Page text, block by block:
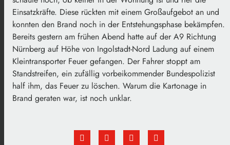
Einsatzkräfte. Diese rückten mit einem Großaufgebot an und
konnten den Brand noch in der Entstehungsphase bekämpfen.
Bereits gestern am frühen Abend hatte auf der A9 Richtung
Nürnberg auf Höhe von Ingolstadt-Nord Ladung auf einem
Kleintransporter Feuer gefangen. Der Fahrer stoppt am
Standstreifen, ein zufällig vorbeikommender Bundespolizist
half ihm, das Feuer zu löschen. Warum die Kartonage in
Brand geraten war, ist noch unklar.